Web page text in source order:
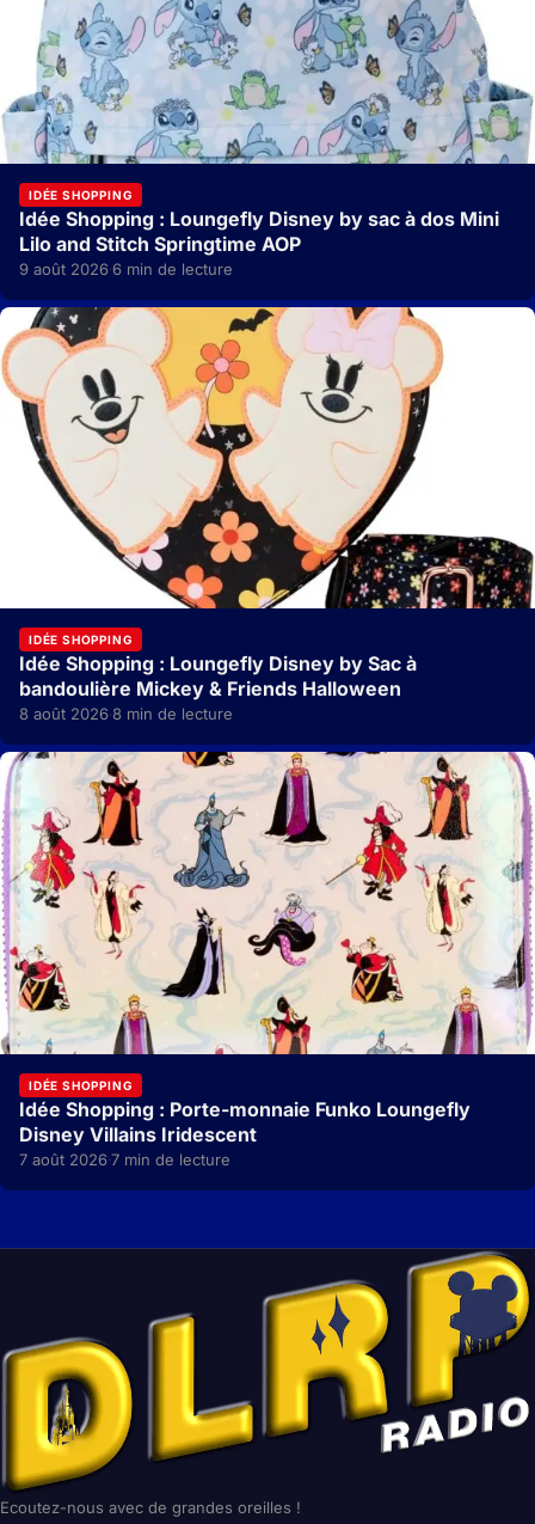
IDÉE SHOPPING
Idée Shopping : Loungefly Disney by sac à dos Mini
Lilo and Stitch Springtime AOP
9 août 2026·6 min de lecture
IDÉE SHOPPING
Idée Shopping : Loungefly Disney by Sac à
bandoulière Mickey & Friends Halloween
8 août 2026·8 min de lecture
IDÉE SHOPPING
Idée Shopping : Porte-monnaie Funko Loungefly
Disney Villains Iridescent
7 août 2026·7 min de lecture
Ecoutez-nous avec de grandes oreilles !